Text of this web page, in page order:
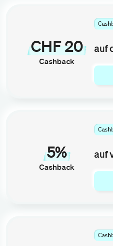
CHF 20
Cashback
auf
5%
Cashback
auf